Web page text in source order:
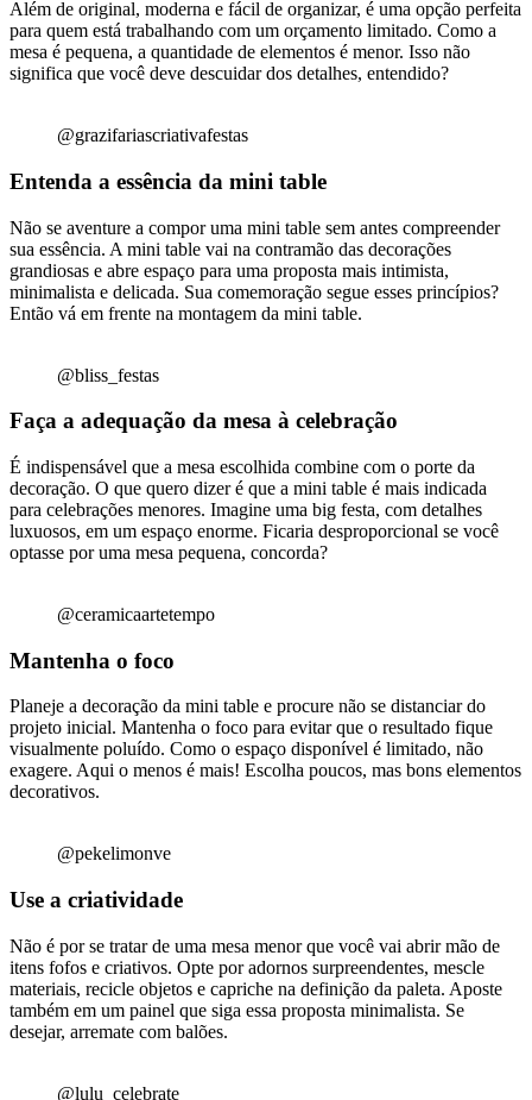
Além de original, moderna e fácil de organizar, é uma opção perfeita
para quem está trabalhando com um orçamento limitado. Como a
mesa é pequena, a quantidade de elementos é menor. Isso não
significa que você deve descuidar dos detalhes, entendido?
@grazifariascriativafestas
Entenda a essência da mini table
Não se aventure a compor uma mini table sem antes compreender
sua essência. A mini table vai na contramão das decorações
grandiosas e abre espaço para uma proposta mais intimista,
minimalista e delicada. Sua comemoração segue esses princípios?
Então vá em frente na montagem da mini table.
@bliss_festas
Faça a adequação da mesa à celebração
É indispensável que a mesa escolhida combine com o porte da
decoração. O que quero dizer é que a mini table é mais indicada
para celebrações menores. Imagine uma big festa, com detalhes
luxuosos, em um espaço enorme. Ficaria desproporcional se você
optasse por uma mesa pequena, concorda?
@ceramicaartetempo
Mantenha o foco
Planeje a decoração da mini table e procure não se distanciar do
projeto inicial. Mantenha o foco para evitar que o resultado fique
visualmente poluído. Como o espaço disponível é limitado, não
exagere. Aqui o menos é mais! Escolha poucos, mas bons elementos
decorativos.
@pekelimonve
Use a criatividade
Não é por se tratar de uma mesa menor que você vai abrir mão de
itens fofos e criativos. Opte por adornos surpreendentes, mescle
materiais, recicle objetos e capriche na definição da paleta. Aposte
também em um painel que siga essa proposta minimalista. Se
desejar, arremate com balões.
@lulu_celebrate